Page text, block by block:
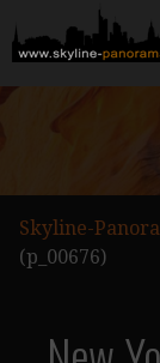
Inhalt
springen
SKYLINE-
Skyline-
(p_00676)